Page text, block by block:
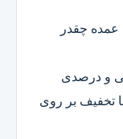
عمده چقدر
و درصدی
تخفیف بر روی